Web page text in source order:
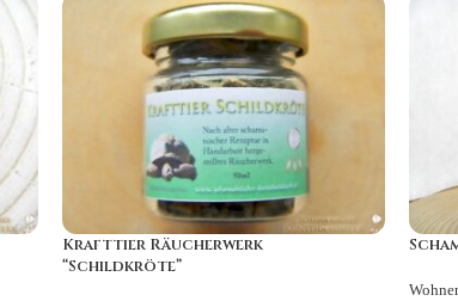
Krafttier Räucherwerk
“Schildkröte”